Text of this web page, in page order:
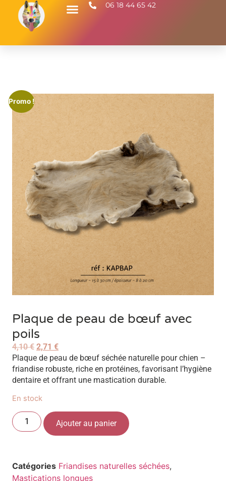
06 18 44 65 42
Promo !
Plaque de peau de bœuf avec
poils
4,10€ 2,71 €
Plaque de peau de bœuf séchée naturelle pour chien –
friandise robuste, riche en protéines, favorisant l’hygiène
dentaire et offrant une mastication durable.
En stock
Ajouter au panier
Catégories Friandises naturelles séchées,
Mastications longues